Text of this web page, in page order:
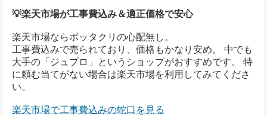
💡楽天市場が工事費込み＆適正価格で安心
楽天市場ならボッタクリの心配無し。
工事費込みで売られており、価格もかなり安め。 中でも
大手の「ジュプロ」というショップがおすすめです。 特
に頼む当てがない場合は楽天市場を利用してみてくださ
い。
楽天市場で工事費込みの蛇口を見る